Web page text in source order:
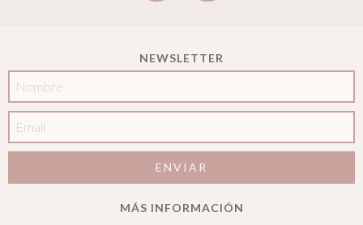
NEWSLETTER
MÁS INFORMACIÓN